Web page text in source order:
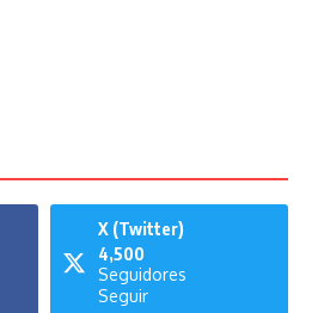
X (Twitter)
4,500
Seguidores
Seguir